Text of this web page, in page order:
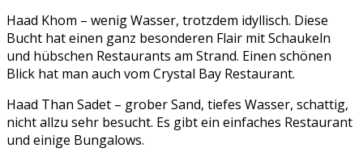
Haad Khom – wenig Wasser, trotzdem idyllisch. Diese
Bucht hat einen ganz besonderen Flair mit Schaukeln
und hübschen Restaurants am Strand. Einen schönen
Blick hat man auch vom Crystal Bay Restaurant.
Haad Than Sadet – grober Sand, tiefes Wasser, schattig,
nicht allzu sehr besucht. Es gibt ein einfaches Restaurant
und einige Bungalows.